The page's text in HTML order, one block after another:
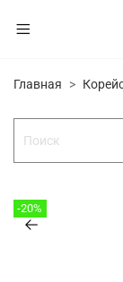
Главная
-20%